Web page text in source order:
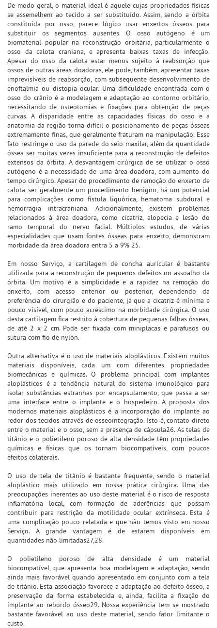
De modo geral, o material ideal é aquele cujas propriedades físicas
se assemelhem ao tecido a ser substituído. Assim, sendo a órbita
constituída por osso, parece lógico usar enxertos ósseos para
substituir os segmentos ausentes. O osso autógeno é um
biomaterial popular na reconstrução orbitária, particularmente o
osso da calota craniana, e apresenta baixas taxas de infecção.
Apesar do osso da calota estar menos sujeito à reabsorção que
ossos de outras áreas doadoras, ele pode, também, apresentar taxas
imprevisíveis de reabsorção, com subsequente desenvolvimento de
enoftalmia ou distopia ocular. Uma dificuldade encontrada com o
osso do crânio é a modelagem e adaptação ao contorno orbitário,
necessitando de osteotomias e fixações para obtenção de peças
curvas. A disparidade entre as capacidades físicas do osso e a
anatomia da região torna difícil o posicionamento de peças ósseas
extremamente finas, que geralmente fraturam na manipulação. Esse
fato restringe o uso da parede do seio maxilar, além da quantidade
óssea ser muitas vezes insuficiente para a reconstrução de defeitos
extensos da órbita. A desvantagem cirúrgica de se utilizar o osso
autógeno é a necessidade de uma área doadora, com aumento do
tempo cirúrgico. Apesar do procedimento de remoção do enxerto de
calota ser geralmente um procedimento benigno, há um potencial
para complicações como fístula liquórica, hematoma subdural e
hemorragia intracraniana. Adicionalmente, existem problemas
relacionados à área doadora, como cicatriz, alopecia e lesão do
ramo temporal do nervo facial. Múltiplos estudos, de várias
especialidades que usam fontes ósseas para enxerto, demonstram
morbidade da área doadora entra 5 a 9% 25.
Em nosso Serviço, a cartilagem de concha auricular é bastante
utilizada para a reconstrução de pequenos defeitos no assoalho da
órbita. Um motivo é a simplicidade e a rapidez na remoção do
enxerto, com acesso anterior ou posterior, dependendo da
preferência do cirurgião e do paciente, já que a cicatriz é mínima e
pouco visível, com pouco acréscimo na morbidade cirúrgica. O uso
desta cartilagem fica restrito à cobertura de pequenas falhas ósseas,
de até 2 x 2 cm. Pode ser fixada com miniplacas e parafusos ou
sutura com fio de nylon.
Outra alternativa é o uso de materiais aloplásticos. Existem muitos
materiais disponíveis, cada um com diferentes propriedades
biomecânicas e químicas. O problema principal com implantes
aloplásticos é a tendência natural do sistema imunológico para
isolar substâncias estranhas por encapsulamento, que passa a ser
uma interface entre o implante e o hospedeiro. A proposta dos
modernos materiais aloplásticos é a incorporação do implante ao
redor dos tecidos através de osseointegração. Isto é, contato direto
entre o material e o osso, sem a presença de cápsula26. As telas de
titânio e o polietileno poroso de alta densidade têm propriedades
químicas e físicas que os tornam biocompatíveis, com poucos
efeitos colaterais.
O uso de tela de titânio é bastante frequente, sendo o material
aloplástico mais utilizado em nossa prática cirúrgica. Uma das
preocupações inerentes ao uso deste material é o risco de resposta
inflamatória local, com formação de aderências que possam
contribuir para restrição da motilidade ocular extrínseca. Esta é
uma complicação pouco relatada e que não temos visto em nosso
Serviço. A grande vantagem é de estarem disponíveis em
quantidades não limitadas27,28.
O polietileno poroso de alta densidade é um material
biocompatível, que apresenta boa modelagem e adaptação, sendo
ainda mais favorável quando apresentado em conjunto com a tela
de titânio. Esta associação favorece a adaptação ao defeito ósseo, a
preservação da forma estabelecida e, ainda, facilita a fixação do
implante ao rebordo ósseo29. Nossa experiência tem se mostrado
bastante favorável ao uso deste material, sendo fator limitante o
custo.